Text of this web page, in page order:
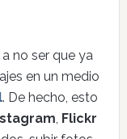
no ser que ya
en un medio
. De hecho, esto
, Flickr